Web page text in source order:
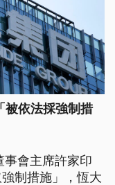
被依法採強制措
會主席許家印
制措施」，恆大